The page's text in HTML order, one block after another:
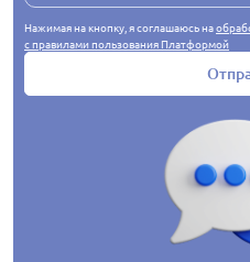
Нажимая на кнопку, я соглашаюсь на
с правилами пользования Платформой